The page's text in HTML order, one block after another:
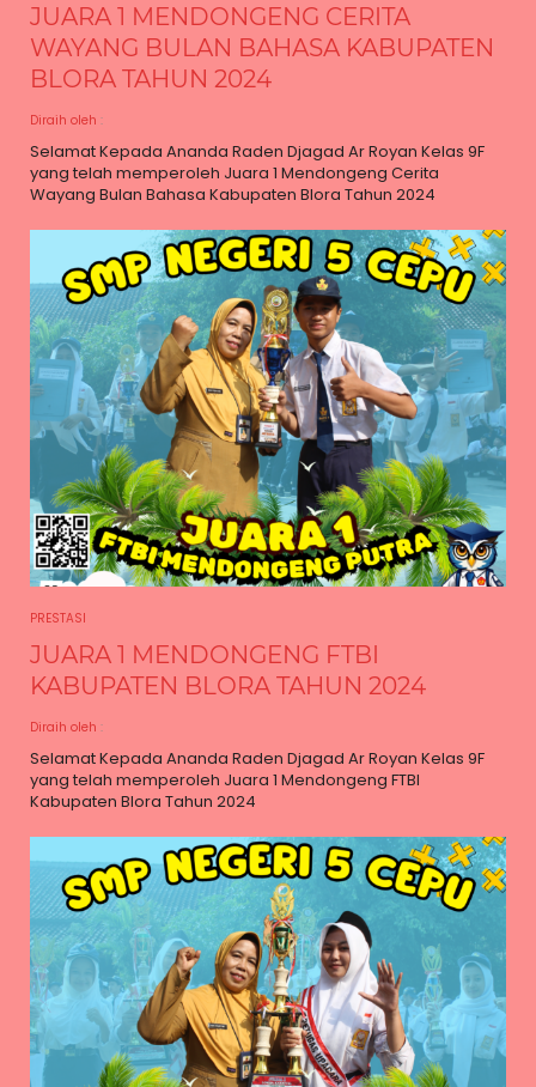
JUARA 1 MENDONGENG CERITA
WAYANG BULAN BAHASA KABUPATEN
BLORA TAHUN 2024
Diraih oleh :
Selamat Kepada Ananda Raden Djagad Ar Royan Kelas 9F
yang telah memperoleh Juara 1 Mendongeng Cerita
Wayang Bulan Bahasa Kabupaten Blora Tahun 2024
PRESTASI
JUARA 1 MENDONGENG FTBI
KABUPATEN BLORA TAHUN 2024
Diraih oleh :
Selamat Kepada Ananda Raden Djagad Ar Royan Kelas 9F
yang telah memperoleh Juara 1 Mendongeng FTBI
Kabupaten Blora Tahun 2024